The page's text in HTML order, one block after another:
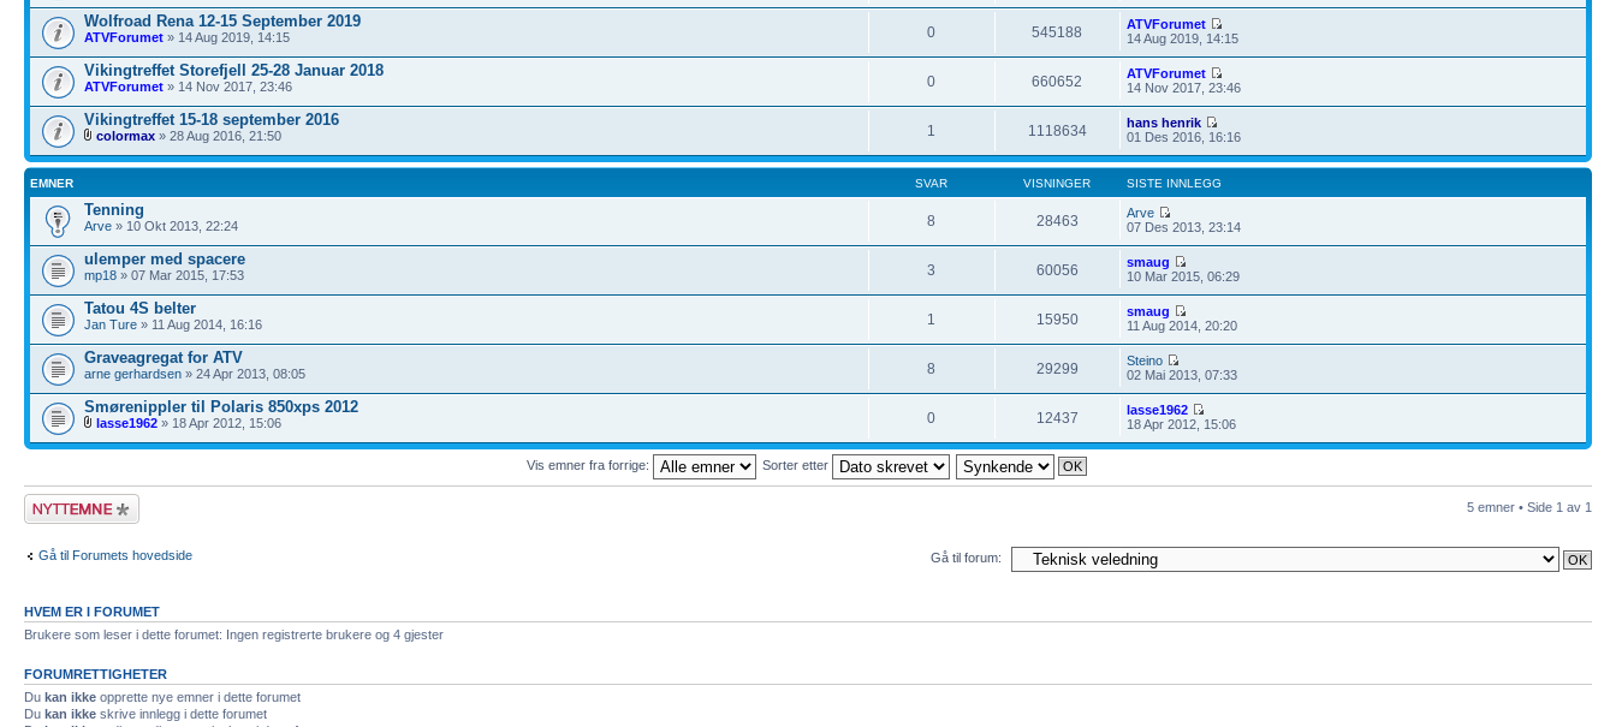
Wolfroad Rena 12-15 September 2019
ATVForumet » 14 Aug 2019, 14:15 0 545188
ATVForumet
14 Aug 2019, 14:15
Vikingtreffet Storefjell 25-28 Januar 2018
ATVForumet » 14 Nov 2017, 23:46 0 660652
ATVForumet
14 Nov 2017, 23:46
Vikingtreffet 15-18 september 2016
colormax » 28 Aug 2016, 21:50 1 1118634
hans henrik
01 Des 2016, 16:16
EMNER SVAR VISNINGER SISTE INNLEGG
Tenning
Arve » 10 Okt 2013, 22:24 8 28463
Arve
07 Des 2013, 23:14
ulemper med spacere
mp18 » 07 Mar 2015, 17:53 3 60056
smaug
10 Mar 2015, 06:29
Tatou 4S belter
Jan Ture » 11 Aug 2014, 16:16 1 15950
smaug
11 Aug 2014, 20:20
Graveagregat for ATV
arne gerhardsen » 24 Apr 2013, 08:05 8 29299
Steino
02 Mai 2013, 07:33
Smørenippler til Polaris 850xps 2012
lasse1962 » 18 Apr 2012, 15:06 0 12437
lasse1962
18 Apr 2012, 15:06
Vis emner fra forrige: Sorter etter
Legg inn et nytt
emne
5 emner • Side 1 av 1
Gå til Forumets hovedside Gå til forum:
HVEM ER I FORUMET
Brukere som leser i dette forumet: Ingen registrerte brukere og 4 gjester
FORUMRETTIGHETER
Du kan ikke opprette nye emner i dette forumet
Du kan ikke skrive innlegg i dette forumet